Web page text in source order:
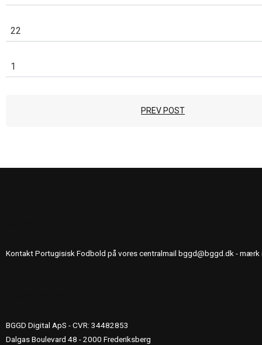
22
1
PREV POST
Kontakt Portugisisk Fodbold på vores centralmail bggd@bggd.dk - mærk
BGGD Digital ApS - CVR: 34482853
Dalgas Boulevard 48 - 2000 Frederiksberg